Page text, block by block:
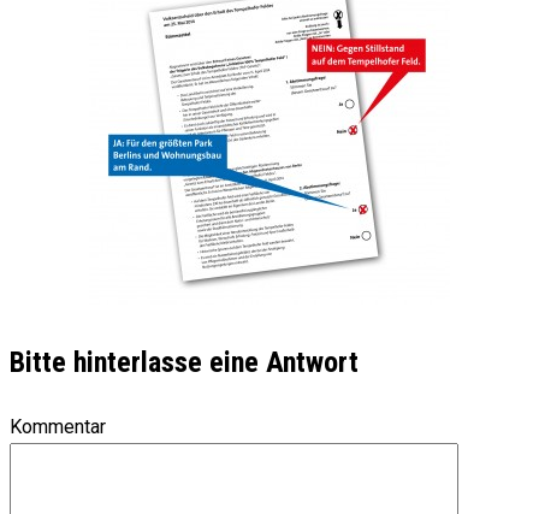
Bitte hinterlasse eine Antwort
Kommentar